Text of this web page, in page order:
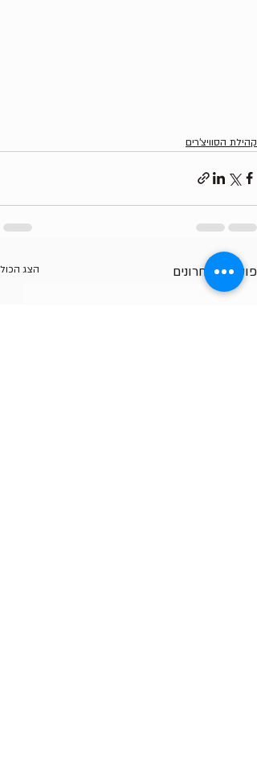
קהילת הסוויצ'רים
פוסטים אחרונים הצג הכול